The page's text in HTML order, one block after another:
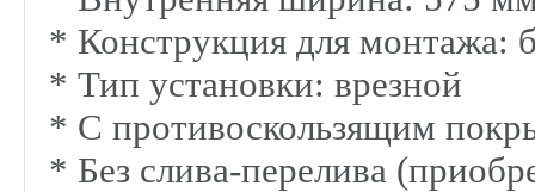
* Конструкция для монтажа:
* Тип установки: врезной
* C противоскользящим
* Без слива-перелива